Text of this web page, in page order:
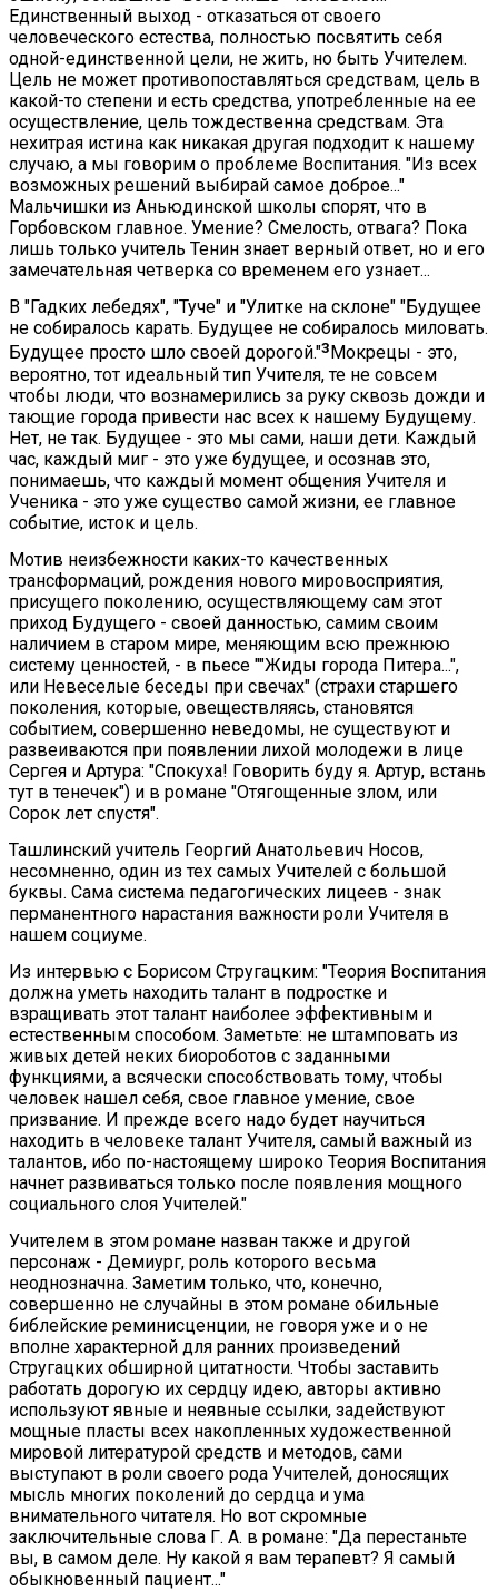
Единственный выход - отказаться от своего
человеческого естества, полностью посвятить себя
одной-единственной цели, не жить, но быть Учителем.
Цель не может противопоставляться средствам, цель в
какой-то степени и есть средства, употребленные на ее
осуществление, цель тождественна средствам. Эта
нехитрая истина как никакая другая подходит к нашему
случаю, а мы говорим о проблеме Воспитания. "Из всех
возможных решений выбирай самое доброе..."
Мальчишки из Аньюдинской школы спорят, что в
Горбовском главное. Умение? Смелость, отвага? Пока
лишь только учитель Тенин знает верный ответ, но и его
замечательная четверка со временем его узнает...
В "Гадких лебедях", "Туче" и "Улитке на склоне" "Будущее
не собиралось карать. Будущее не собиралось миловать.
Будущее просто шло своей дорогой."3 Мокрецы - это,
вероятно, тот идеальный тип Учителя, те не совсем
чтобы люди, что вознамерились за руку сквозь дожди и
тающие города привести нас всех к нашему Будущему.
Нет, не так. Будущее - это мы сами, наши дети. Каждый
час, каждый миг - это уже будущее, и осознав это,
понимаешь, что каждый момент общения Учителя и
Ученика - это уже существо самой жизни, ее главное
событие, исток и цель.
Мотив неизбежности каких-то качественных
трансформаций, рождения нового мировосприятия,
присущего поколению, осуществляющему сам этот
приход Будущего - своей данностью, самим своим
наличием в старом мире, меняющим всю прежнюю
систему ценностей, - в пьесе ""Жиды города Питера...",
или Невеселые беседы при свечах" (страхи старшего
поколения, которые, овеществляясь, становятся
событием, совершенно неведомы, не существуют и
развеиваются при появлении лихой молодежи в лице
Сергея и Артура: "Спокуха! Говорить буду я. Артур, встань
тут в тенечек") и в романе "Отягощенные злом, или
Сорок лет спустя".
Ташлинский учитель Георгий Анатольевич Носов,
несомненно, один из тех самых Учителей с большой
буквы. Сама система педагогических лицеев - знак
перманентного нарастания важности роли Учителя в
нашем социуме.
Из интервью с Борисом Стругацким: "Теория Воспитания
должна уметь находить талант в подростке и
взращивать этот талант наиболее эффективным и
естественным способом. Заметьте: не штамповать из
живых детей неких биороботов с заданными
функциями, а всячески способствовать тому, чтобы
человек нашел себя, свое главное умение, свое
призвание. И прежде всего надо будет научиться
находить в человеке талант Учителя, самый важный из
талантов, ибо по-настоящему широко Теория Воспитания
начнет развиваться только после появления мощного
социального слоя Учителей."
Учителем в этом романе назван также и другой
персонаж - Демиург, роль которого весьма
неоднозначна. Заметим только, что, конечно,
совершенно не случайны в этом романе обильные
библейские реминисценции, не говоря уже и о не
вполне характерной для ранних произведений
Стругацких обширной цитатности. Чтобы заставить
работать дорогую их сердцу идею, авторы активно
используют явные и неявные ссылки, задействуют
мощные пласты всех накопленных художественной
мировой литературой средств и методов, сами
выступают в роли своего рода Учителей, доносящих
мысль многих поколений до сердца и ума
внимательного читателя. Но вот скромные
заключительные слова Г. А. в романе: "Да перестаньте
вы, в самом деле. Ну какой я вам терапевт? Я самый
обыкновенный пациент..."